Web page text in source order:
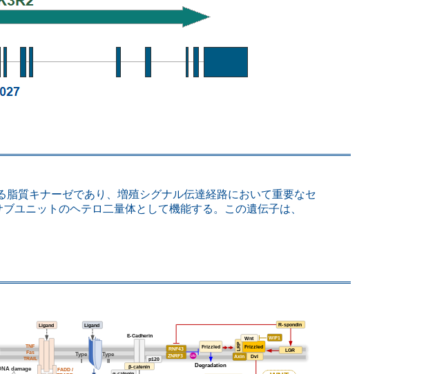
質キナーゼであり、増殖シグナル伝達経路において重要なセ
ユニットのヘテロ二量体として機能する。この遺伝子は、